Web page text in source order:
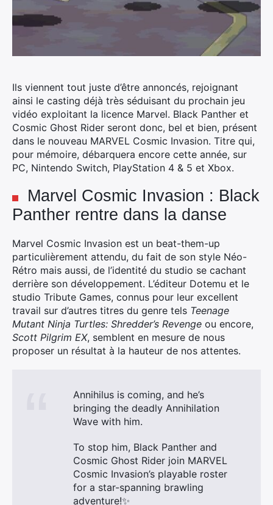
Ils viennent tout juste d’être annoncés, rejoignant
ainsi le casting déjà très séduisant du prochain jeu
vidéo exploitant la licence Marvel. Black Panther et
Cosmic Ghost Rider seront donc, bel et bien, présent
dans le nouveau MARVEL Cosmic Invasion. Titre qui,
pour mémoire, débarquera encore cette année, sur
PC, Nintendo Switch, PlayStation 4 & 5 et Xbox.
Marvel Cosmic Invasion : Black
Panther rentre dans la danse
Marvel Cosmic Invasion est un beat-them-up
particulièrement attendu, du fait de son style Néo-
Rétro mais aussi, de l’identité du studio se cachant
derrière son développement. L’éditeur Dotemu et le
studio Tribute Games, connus pour leur excellent
travail sur d’autres titres du genre tels Teenage
Mutant Ninja Turtles: Shredder’s Revenge ou encore,
Scott Pilgrim EX, semblent en mesure de nous
proposer un résultat à la hauteur de nos attentes.
Annihilus is coming, and he’s
bringing the deadly Annihilation
Wave with him.
To stop him, Black Panther and
Cosmic Ghost Rider join MARVEL
Cosmic Invasion’s playable roster
for a star-spanning brawling
adventure!✨